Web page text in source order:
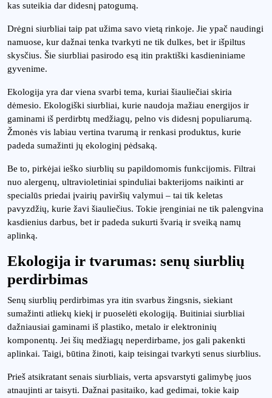
kas suteikia dar didesnį patogumą.
Drėgni siurbliai taip pat užima savo vietą rinkoje. Jie ypač naudingi
namuose, kur dažnai tenka tvarkyti ne tik dulkes, bet ir išpiltus
skysčius. Šie siurbliai pasirodo esą itin praktiški kasdieniniame
gyvenime.
Ekologija yra dar viena svarbi tema, kuriai šiauliečiai skiria
dėmesio. Ekologiški siurbliai, kurie naudoja mažiau energijos ir
gaminami iš perdirbtų medžiagų, pelno vis didesnį populiarumą.
Žmonės vis labiau vertina tvarumą ir renkasi produktus, kurie
padeda sumažinti jų ekologinį pėdsaką.
Be to, pirkėjai ieško siurblių su papildomomis funkcijomis. Filtrai
nuo alergenų, ultravioletiniai spinduliai bakterijoms naikinti ar
specialūs priedai įvairių paviršių valymui – tai tik keletas
pavyzdžių, kurie žavi šiauliečius. Tokie įrenginiai ne tik palengvina
kasdienius darbus, bet ir padeda sukurti švarią ir sveiką namų
aplinką.
Ekologija ir tvarumas: senų siurblių
perdirbimas
Senų siurblių perdirbimas yra itin svarbus žingsnis, siekiant
sumažinti atliekų kiekį ir puoselėti ekologiją. Buitiniai siurbliai
dažniausiai gaminami iš plastiko, metalo ir elektroninių
komponentų. Jei šių medžiagų neperdirbame, jos gali pakenkti
aplinkai. Taigi, būtina žinoti, kaip teisingai tvarkyti senus siurblius.
Prieš atsikratant senais siurbliais, verta apsvarstyti galimybę juos
atnaujinti ar taisyti. Dažnai pasitaiko, kad gedimai, tokie kaip